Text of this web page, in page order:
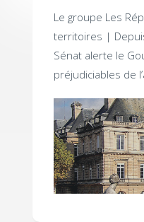
Le groupe Les
territoires |
Sénat alerte le
préjudiciables de